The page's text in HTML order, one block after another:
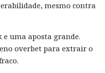
mesmo contra
e uma aposta grande.
overbet para extrair o